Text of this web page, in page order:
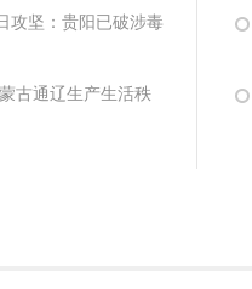
攻坚：贵阳已破涉毒
古通辽生产生活秩